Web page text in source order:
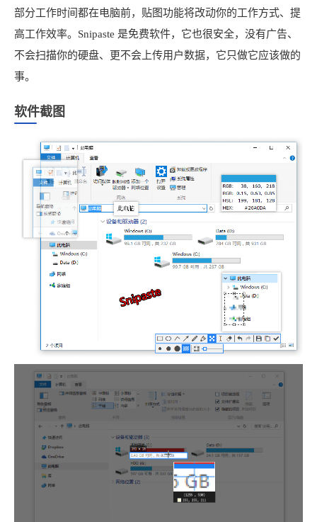
部分工作时间都在电脑前，贴图功能将改动你的工作方式、提
高工作效率。Snipaste 是免费软件，它也很安全，没有广告、
不会扫描你的硬盘、更不会上传用户数据，它只做它应该做的
事。
软件截图